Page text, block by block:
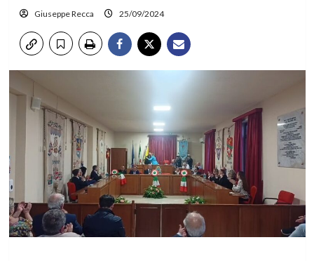
Giuseppe Recca 25/09/2024